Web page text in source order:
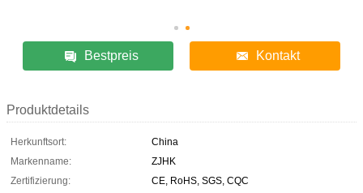
Bestpreis Kontakt
Produktdetails
Herkunftsort:
China
Markenname:
ZJHK
Zertifizierung:
CE, RoHS, SGS, CQC